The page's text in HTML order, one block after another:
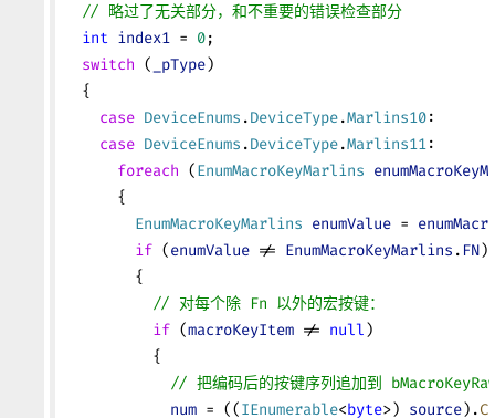
  // 略过了无关部分，和不重要的错误检查部分
  int
index1 = 0;
  switch
( _pType)
  {
    case
DeviceEnums .DeviceType.Marlins10:
    case
DeviceEnums .DeviceType.Marlins11:
      foreach
(EnumMacroKeyMarlins
      {
        EnumMacroKeyMarlins
enumValue =
        if
(enumValue != EnumMacroKeyMarlins . FN)
        {
          // 对每个除 Fn 以外的宏按键：
          if
(macroKeyItem != null)
          {
// 把编码后的按键序列追加到
            num
= ((IEnumerable<byte>) source).